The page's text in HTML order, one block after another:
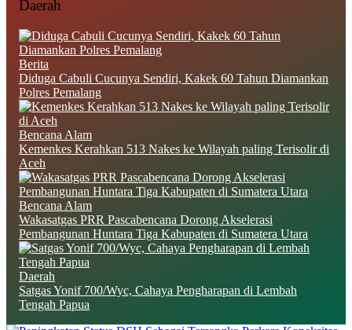
Daerah
Berita
Diduga Cabuli Cucunya Sendiri, Kakek 60 Tahun Diamankan
Polres Pemalang
Bencana Alam
Kemenkes Kerahkan 513 Nakes ke Wilayah paling Terisolir di
Aceh
Bencana Alam
Wakasatgas PRR Pascabencana Dorong Akselerasi
Pembangunan Huntara Tiga Kabupaten di Sumatera Utara
Daerah
Satgas Yonif 700/Wyc, Cahaya Pengharapan di Lembah
Tengah Papua